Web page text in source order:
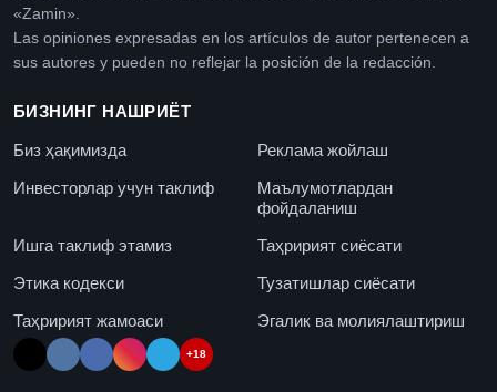
«Zamin».
Las opiniones expresadas en los artículos de autor pertenecen a
sus autores y pueden no reflejar la posición de la redacción.
БИЗНИНГ НАШРИЁТ
Биз ҳақимизда
Реклама жойлаш
Инвесторлар учун таклиф
Маълумотлардан
фойдаланиш
Ишга таклиф этамиз
Таҳририят сиёсати
Этика кодекси
Тузатишлар сиёсати
Таҳририят жамоаси
Эгалик ва молиялаштириш
+18